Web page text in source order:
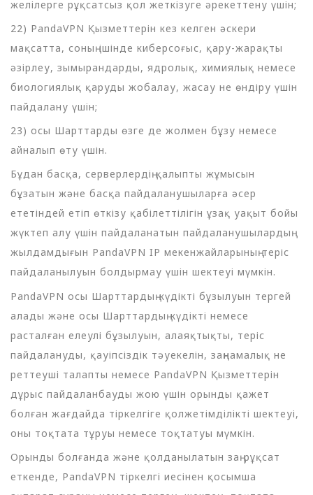
желілерге рұқсатсыз қол жеткізуге әрекеттену үшін;
22) PandaVPN Қызметтерін кез келген әскери
мақсатта, соның ішінде киберсоғыс, қару-жарақты
әзірлеу, зымырандарды, ядролық, химиялық немесе
биологиялық қаруды жобалау, жасау не өндіру үшін
пайдалану үшін;
23) осы Шарттарды өзге де жолмен бұзу немесе
айналып өту үшін.
Бұдан басқа, серверлердің қалыпты жұмысын
бұзатын және басқа пайдаланушыларға әсер
ететіндей етіп өткізу қабілеттілігін ұзақ уақыт бойы
жүктеп алу үшін пайдаланатын пайдаланушылардың
жылдамдығын PandaVPN IP мекенжайларының теріс
пайдаланылуын болдырмау үшін шектеуі мүмкін.
PandaVPN осы Шарттардың күдікті бұзылуын тергей
алады және осы Шарттардың күдікті немесе
расталған елеулі бұзылуын, алаяқтықты, теріс
пайдалануды, қауіпсіздік тәуекелін, заңнамалық не
реттеуші талапты немесе PandaVPN Қызметтерін
дұрыс пайдаланбауды жою үшін орынды қажет
болған жағдайда тіркелгіге қолжетімділікті шектеуі,
оны тоқтата тұруы немесе тоқтатуы мүмкін.
Орынды болғанда және қолданылатын заң рұқсат
еткенде, PandaVPN тіркелгі иесінен қосымша